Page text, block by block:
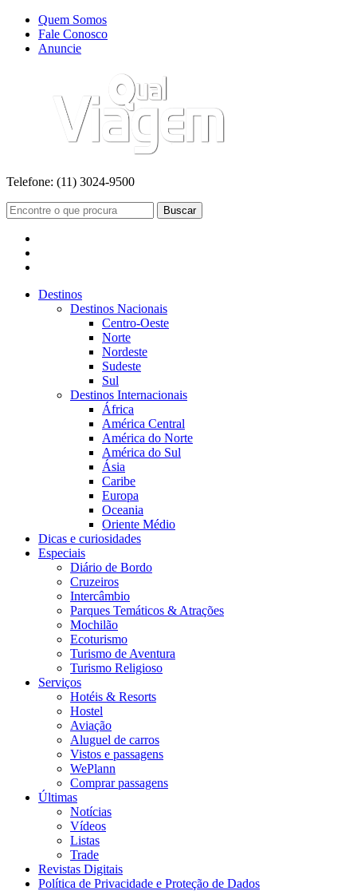
Quem Somos
Fale Conosco
Anuncie
Telefone: (11) 3024-9500
Buscar
Destinos
Destinos Nacionais
Centro-Oeste
Norte
Nordeste
Sudeste
Sul
Destinos Internacionais
África
América Central
América do Norte
América do Sul
Ásia
Caribe
Europa
Oceania
Oriente Médio
Dicas e curiosidades
Especiais
Diário de Bordo
Cruzeiros
Intercâmbio
Parques Temáticos & Atrações
Mochilão
Ecoturismo
Turismo de Aventura
Turismo Religioso
Serviços
Hotéis & Resorts
Hostel
Aviação
Aluguel de carros
Vistos e passagens
WePlann
Comprar passagens
Últimas
Notícias
Vídeos
Listas
Trade
Revistas Digitais
Política de Privacidade e Proteção de Dados